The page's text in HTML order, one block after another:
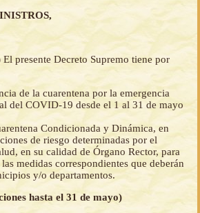
El presente Decreto Supremo tiene por
de la cuarentena por la emergencia
del COVID-19 desde el 1 al 31 de mayo
Condicionada y Dinámica, en
de riesgo determinadas por el
en su calidad de Órgano Rector, para
medidas correspondientes que deberán
y/o departamentos.
hasta el 31 de mayo)